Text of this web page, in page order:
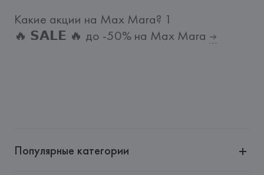
Какие акции на Max Mara? 1
🔥 𝗦𝗔𝗟𝗘 🔥 до -50% на Max Mara ➔
Популярные категории